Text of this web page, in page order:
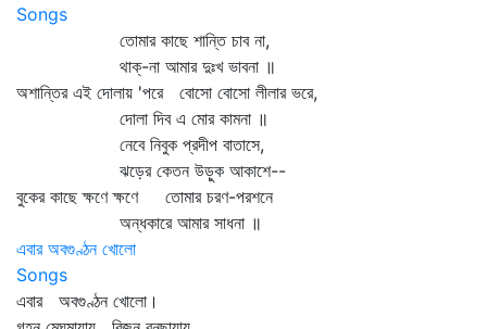
Songs
তোমার কাছে শান্তি চাব না,
থাক্‌-না আমার দুঃখ ভাবনা ॥
অশান্তির এই দোলায় 'পরে বোসো বোসো লীলার ভরে,
দোলা দিব এ মোর কামনা ॥
নেবে নিবুক প্রদীপ বাতাসে,
ঝড়ের কেতন উড়ুক আকাশে--
বুকের কাছে ক্ষণে ক্ষণে তোমার চরণ-পরশনে
অন্ধকারে আমার সাধনা ॥
এবার অবগুণ্ঠন খোলো
Songs
এবার অবগুণ্ঠন খোলো।